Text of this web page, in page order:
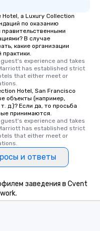
at a typical corporate
a way to try some of
in the city and dive
cuisines and dishes.
selected dishes are
high standards to
delight any palate. Tours Available
from Day to Night
group experience,
key. Whether you
business hours or
after work, we can
You Like Along with
Tours also provides a
a Luxury Collection
по оказанию
правительственными
В случае
какие организации
практики.
experience and takes
has established strict
that either meet or
Hotel, San Francisco
объекты (например,
д.)? Если да, то просьба
принимаются.
experience and takes
has established strict
that either meet or
и ответы
заведения в Cvent